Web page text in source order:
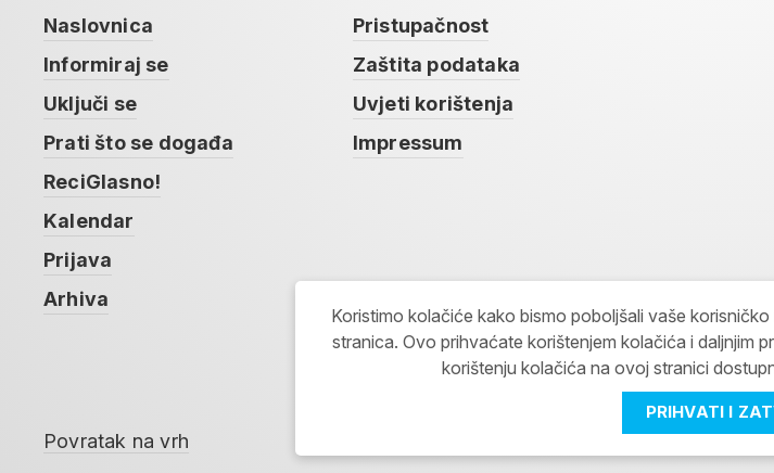
Naslovnica
Informiraj se
Uključi se
Prati što se događa
ReciGlasno!
Kalendar
Prijava
Arhiva
Pristupačnost
Zaštita podataka
Uvjeti korištenja
Impressum
Povratak na vrh
Koristimo kolačiće kako bismo poboljšali vaše
stranica. Ovo prihvaćate korištenjem kolačića i daljnjim
korištenju kolačića na ovoj stranici
PRIHVATI I